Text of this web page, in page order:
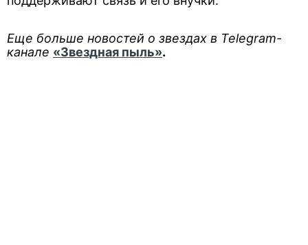
Еще больше новостей о звездах в Telegram-
канале «Звездная пыль».